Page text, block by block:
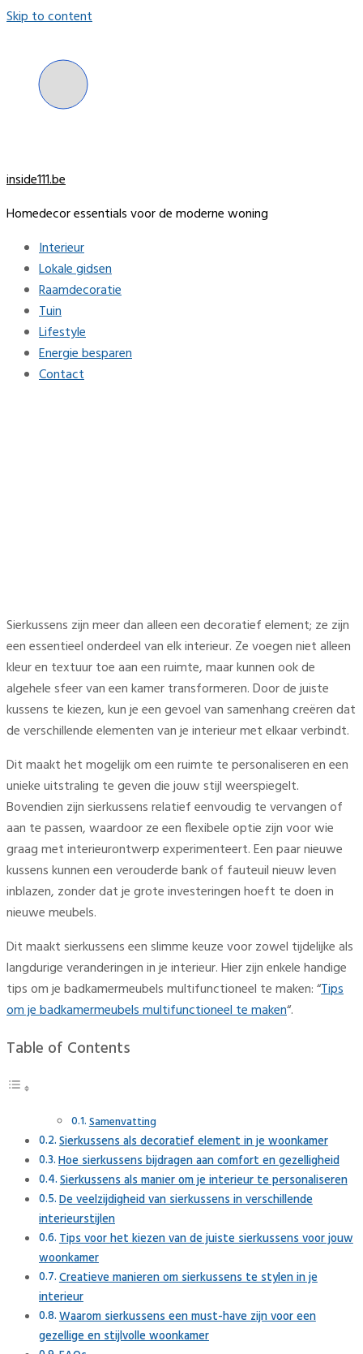
Skip to content
inside111.be
Homedecor essentials voor de moderne woning
Interieur
Lokale gidsen
Raamdecoratie
Tuin
Lifestyle
Energie besparen
Contact
Sierkussens zijn meer dan alleen een decoratief element; ze zijn
een essentieel onderdeel van elk interieur. Ze voegen niet alleen
kleur en textuur toe aan een ruimte, maar kunnen ook de
algehele sfeer van een kamer transformeren. Door de juiste
kussens te kiezen, kun je een gevoel van samenhang creëren dat
de verschillende elementen van je interieur met elkaar verbindt.
Dit maakt het mogelijk om een ruimte te personaliseren en een
unieke uitstraling te geven die jouw stijl weerspiegelt.
Bovendien zijn sierkussens relatief eenvoudig te vervangen of
aan te passen, waardoor ze een flexibele optie zijn voor wie
graag met interieurontwerp experimenteert. Een paar nieuwe
kussens kunnen een verouderde bank of fauteuil nieuw leven
inblazen, zonder dat je grote investeringen hoeft te doen in
nieuwe meubels.
Dit maakt sierkussens een slimme keuze voor zowel tijdelijke als
langdurige veranderingen in je interieur. Hier zijn enkele handige
tips om je badkamermeubels multifunctioneel te maken: “Tips
om je badkamermeubels multifunctioneel te maken“.
Table of Contents
Samenvatting
Sierkussens als decoratief element in je woonkamer
Hoe sierkussens bijdragen aan comfort en gezelligheid
Sierkussens als manier om je interieur te personaliseren
De veelzijdigheid van sierkussens in verschillende
interieurstijlen
Tips voor het kiezen van de juiste sierkussens voor jouw
woonkamer
Creatieve manieren om sierkussens te stylen in je
interieur
Waarom sierkussens een must-have zijn voor een
gezellige en stijlvolle woonkamer